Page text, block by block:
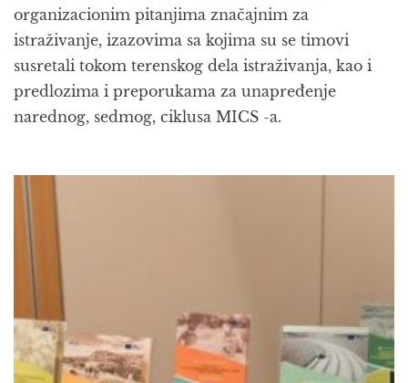
organizacionim pitanjima značajnim za
istraživanje, izazovima sa kojima su se timovi
susretali tokom terenskog dela istraživanja, kao i
predlozima i preporukama za unapređenje
narednog, sedmog, ciklusa MICS -a.